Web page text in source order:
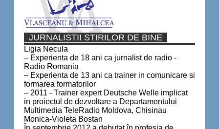
JURNALISTII STIRILOR DE BINE
Ligia Necula
– Experienta de 18 ani ca jurnalist de radio -
Radio Romania
– Experienta de 13 ani ca trainer in comunicare si
formarea formatorilor
– 2011 - Trainer expert Deutsche Welle implicat
in proiectul de dezvoltare a Departamentului
Multimedia TeleRadio Moldova, Chisinau
Monica-Violeta Bostan